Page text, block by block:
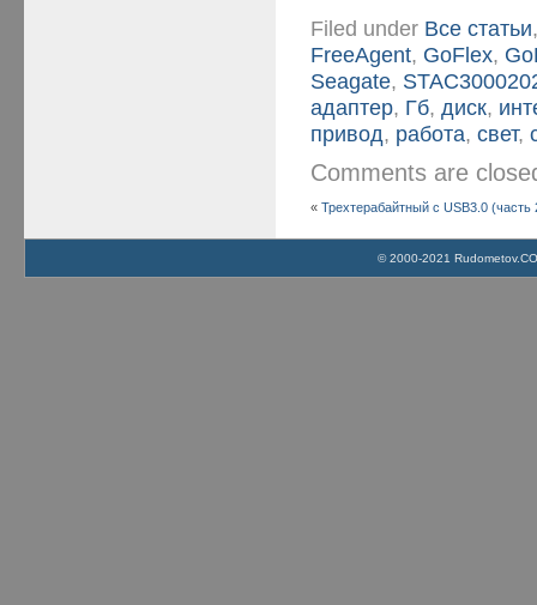
Filed under Все статьи
FreeAgent, GoFlex,
Seagate,
адаптер, Гб,диск,
привод, работа,свет,
Comments are
«Трехтерабайтный с USB3.0 (часть
© 2000-2021